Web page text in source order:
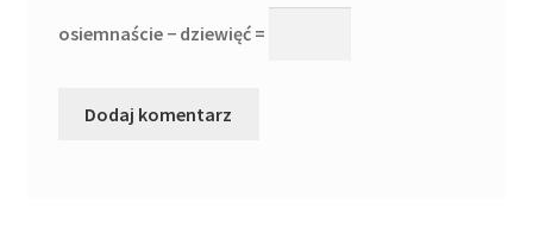
osiemnaście − dziewięć =